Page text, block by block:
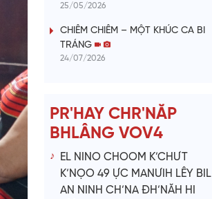
d
25/05/2026
CHIÊM CHIÊM – MỘT KHÚC CA BI
TRÁNG
24/07/2026
PR'HAY CHR'NĂP
BHLÂNG VOV4
EL NINO CHOOM K’CHƯT
K’NỌO 49 ỰC MANƯIH LÊY BIL
AN NINH CH’NA ĐH’NĂH HI